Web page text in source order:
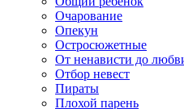
Очарование
Опекун
Остросюжетные
От ненависти до
Отбор невест
Пираты
Плохой парень